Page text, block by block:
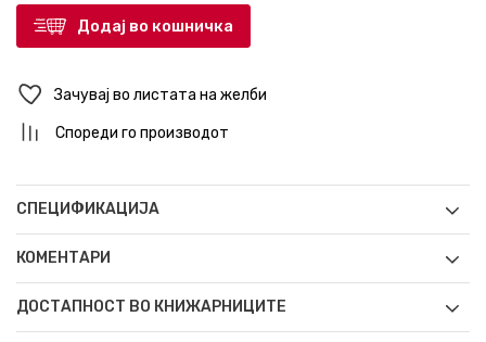
Додај во кошничка
Зачувај во листата на желби
Спореди го производот
СПЕЦИФИКАЦИЈА
КОМЕНТАРИ
ДОСТАПНОСТ ВО КНИЖАРНИЦИТЕ